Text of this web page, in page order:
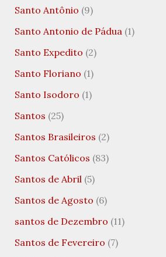
Santo Antônio (9)
Santo Antonio de Pádua(1)
Santo Expedito (2)
Santo Floriano (1)
Santo Isodoro (1)
Santos (25)
Santos Brasileiros (2)
Santos Católicos (83)
Santos de Abril(5)
Santos de Agosto (6)
santos de Dezembro (11)
Santos de Fevereiro (7)